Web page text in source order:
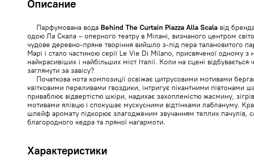
Описание
Парфумована вода Behind The Curtain Piazza Alla Scalaвід
одою Ла Скала – оперного театру в Мілані, визнаного центром
чудове деревно-пряне творіння вийшло з-під пера талановитого
Марі і стало частиною серії Le Vie Di Milano, присвяченої одному з
найкрасивіших і найбільших міст Італії. Коли на сцені відбувається
заглянути за завісу?
Початкова нота композиції освіжає цитрусовими мотивами
квітковими переливами гвоздики, інтригує пікантними півтонами
приваблює відвертістю шкіри, надихає захопленістю жасмину,
мотивами ялівцю і спокушає мускусними відтінками лаблануму.
шлейф аромату підкорює злагодженим звучанням теплих пачулів,
благородного кедра та пряної нагармоти.
Характеристики